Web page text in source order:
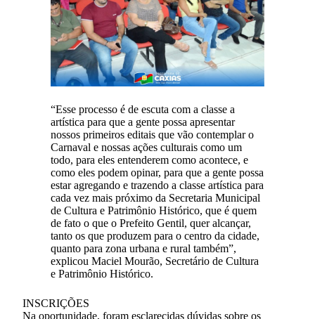
“Esse processo é de escuta com a classe a
artística para que a gente possa apresentar
nossos primeiros editais que vão contemplar o
Carnaval e nossas ações culturais como um
todo, para eles entenderem como acontece, e
como eles podem opinar, para que a gente possa
estar agregando e trazendo a classe artística para
cada vez mais próximo da Secretaria Municipal
de Cultura e Patrimônio Histórico, que é quem
de fato o que o Prefeito Gentil, quer alcançar,
tanto os que produzem para o centro da cidade,
quanto para zona urbana e rural também”,
explicou Maciel Mourão, Secretário de Cultura
e Patrimônio Histórico.
INSCRIÇÕES
Na oportunidade, foram esclarecidas dúvidas sobre os